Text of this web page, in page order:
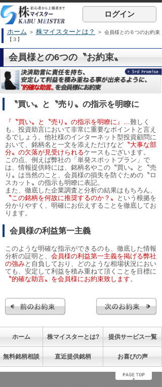
ログイン
ホーム > 株マイスターとは？
> 会員様との６つのお約束
【３】
会員様との6つの〝お約束〟
〝買い〟と〝売り〟の指示を明瞭に
『〝買い〟と〝売り〟の指示を明瞭に』… 難しく
も、投資助言において非常に重要なポイントと言え
るでしょう。他社様のインターネット型投資顧問に
おいて、銘柄名と一文を添えただけなど 〝大事な部
分〟の欠落が見受けられるケースもございます。
この点、例えば弊社の「単発スポットプラン」で
は、情報提供時には、銘柄名やこの〝買い〟と〝売
り〟は当然のこと、会員様の損失を防ぐための〝ロ
スカット〟の指示も明瞭に表記。
また、徹底した企業調査と分析の結果はもちろん、
〝この銘柄を何故に推奨するのか？〟
という根拠を
分かりやすく、明確にお伝えすることを徹底してお
ります。
会員様の利益第一主義
このような明確な指示ができるのも、徹底した情報
分析の証明と、 会員様の利益第一主義を掲げる弊社
の強みと自負しており、どのような相場状況におい
ても、安定して利益を積み重ねて頂くことを目標に
〝的確な助言〟を会員様にお約束致します 。
ホーム 株マイスターとは? 提供サービス一覧
無料銘柄相談 直近提供銘柄 お喜びの声